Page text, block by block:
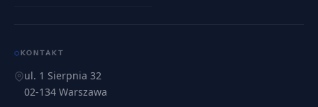
⬡ KONTAKT
ul. 1 Sierpnia 32
02-134 Warszawa